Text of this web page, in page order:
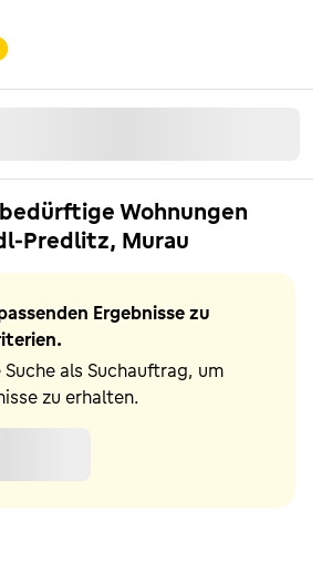
Wohnungen
Predlitz, Murau
Ergebnisse zu
als Suchauftrag, um
zu erhalten.